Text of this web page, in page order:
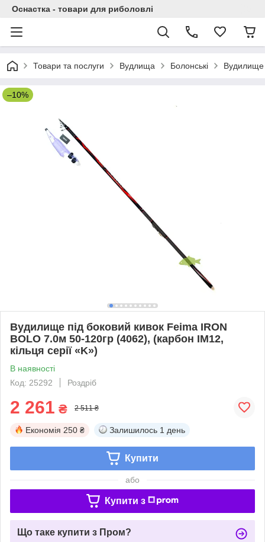
Оснастка - товари для риболовлі
Товари та послуги Вудлища Болонські Вудилище
–10%
Вудилище під боковий кивок Feima IRON
BOLO 7.0м 50-120гр (4062), (карбон IM12,
кільця серії «K»)
В наявності
Код: 25292
Роздріб
2 261 ₴ 2 511 ₴
Економія 250 ₴ Залишилось 1 день
Купити
або
Купити з
Що таке купити з Пром?